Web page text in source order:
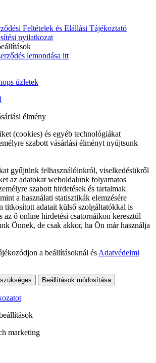
Feltételek és Elállási Tájékoztató
nyilatkozat
lemondása itt
üzletek
élmény
(cookies) és egyéb technológiákat
szabott vásárlási élményt nyújtsunk
gyűjtünk felhasználóinkról, viselkedésükről
az adatokat weboldalunk folyamatos
szabott hirdetések és tartalmak
a használati statisztikák elemzésére
titkosított adatait külső szolgáltatókkal is
az ő online hirdetési csatornáikon keresztül
Önnek, de csak akkor, ha Ön már használja
a beállításoknál és Adatvédelmi
Beállítások módosítása
marketing